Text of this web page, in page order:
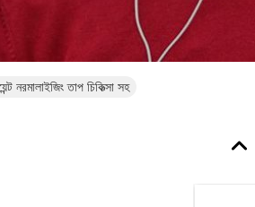
নরমালাইজিং তাপ চিকিত্সা সহ